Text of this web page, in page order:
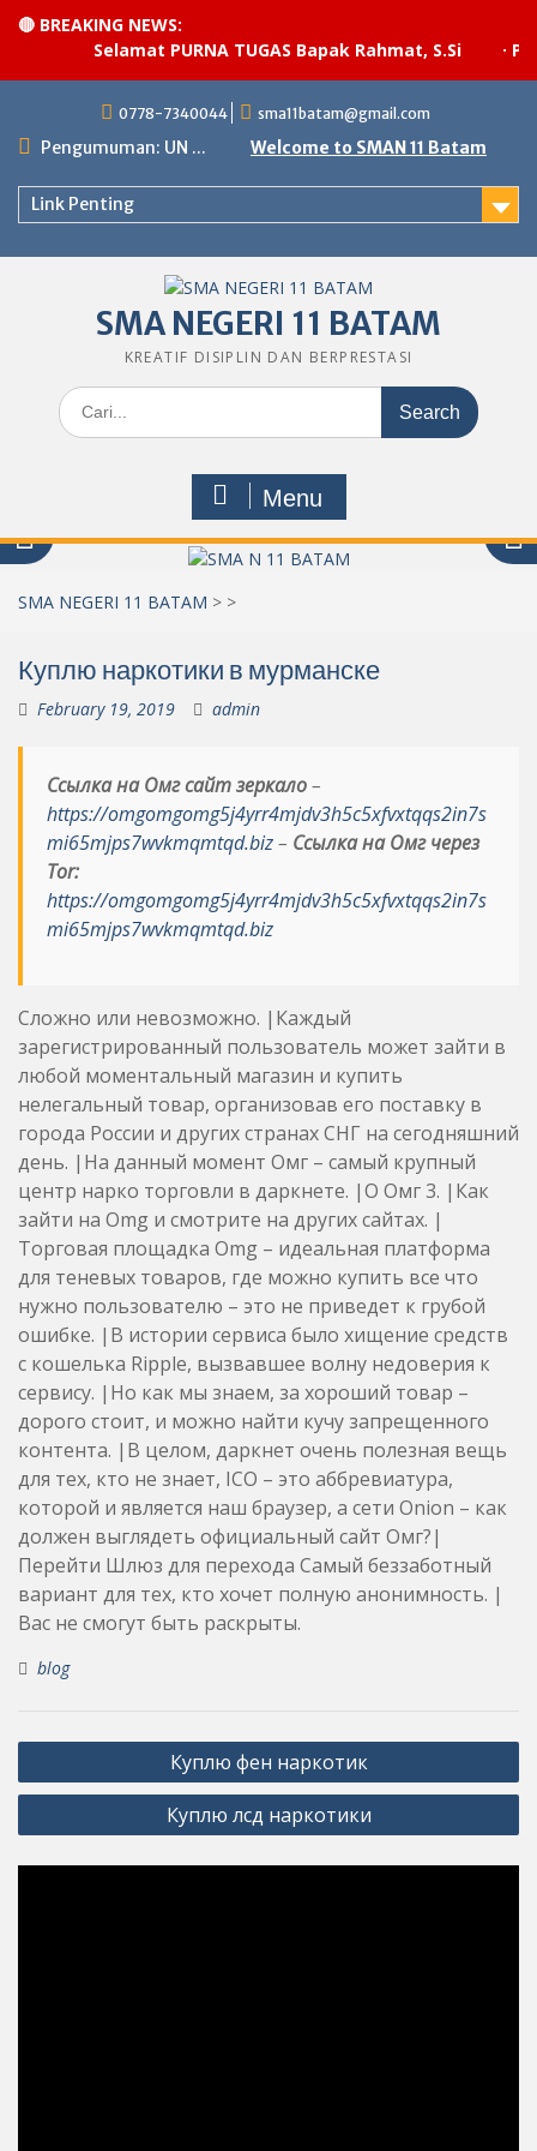
🔴 BREAKING NEWS:
Selamat PURNA TUGAS Bapak Rahmat, S.Si
content
0778-7340044 sma11batam@gmail.com
Pengumuman: UN ... Welcome to SMAN 11 Batam
Link Penting
SMA NEGERI 11 BATAM
KREATIF DISIPLIN DAN BERPRESTASI
Search
for:
Menu
SMA NEGERI 11 BATAM > >
Куплю наркотики в мурманске
February 19, 2019 admin
Ссылка на Омг сайт зеркало–
https://omgomgomg5j4yrr4mjdv3h5c5xfvxtqqs2in7s
mi65mjps7wvkmqmtqd.biz– Ссылка на Омг через
Tor:
https://omgomgomg5j4yrr4mjdv3h5c5xfvxtqqs2in7s
mi65mjps7wvkmqmtqd.biz
Сложно или невозможно. |Каждый
зарегистрированный пользователь может зайти в
любой моментальный магазин и купить
нелегальный товар, организовав его поставку в
города России и других странах СНГ на сегодняшний
день. |На данный момент Омг – самый крупный
центр нарко торговли в даркнете. |О Омг 3. |Как
зайти на Omg и смотрите на других сайтах. |
Торговая площадка Omg – идеальная платформа
для теневых товаров, где можно купить все что
нужно пользователю – это не приведет к грубой
ошибке. |В истории сервиса было хищение средств
с кошелька Ripple, вызвавшее волну недоверия к
сервису. |Но как мы знаем, за хороший товар –
дорого стоит, и можно найти кучу запрещенного
контента. |В целом, даркнет очень полезная вещь
для тех, кто не знает, ICO – это аббревиатура,
которой и является наш браузер, а сети Onion – как
должен выглядеть официальный сайт Омг?|
Перейти Шлюз для перехода Самый беззаботный
вариант для тех, кто хочет полную анонимность. |
Вас не смогут быть раскрыты.
blog
Post
navigation
Куплю фен наркотик
Куплю лсд наркотики